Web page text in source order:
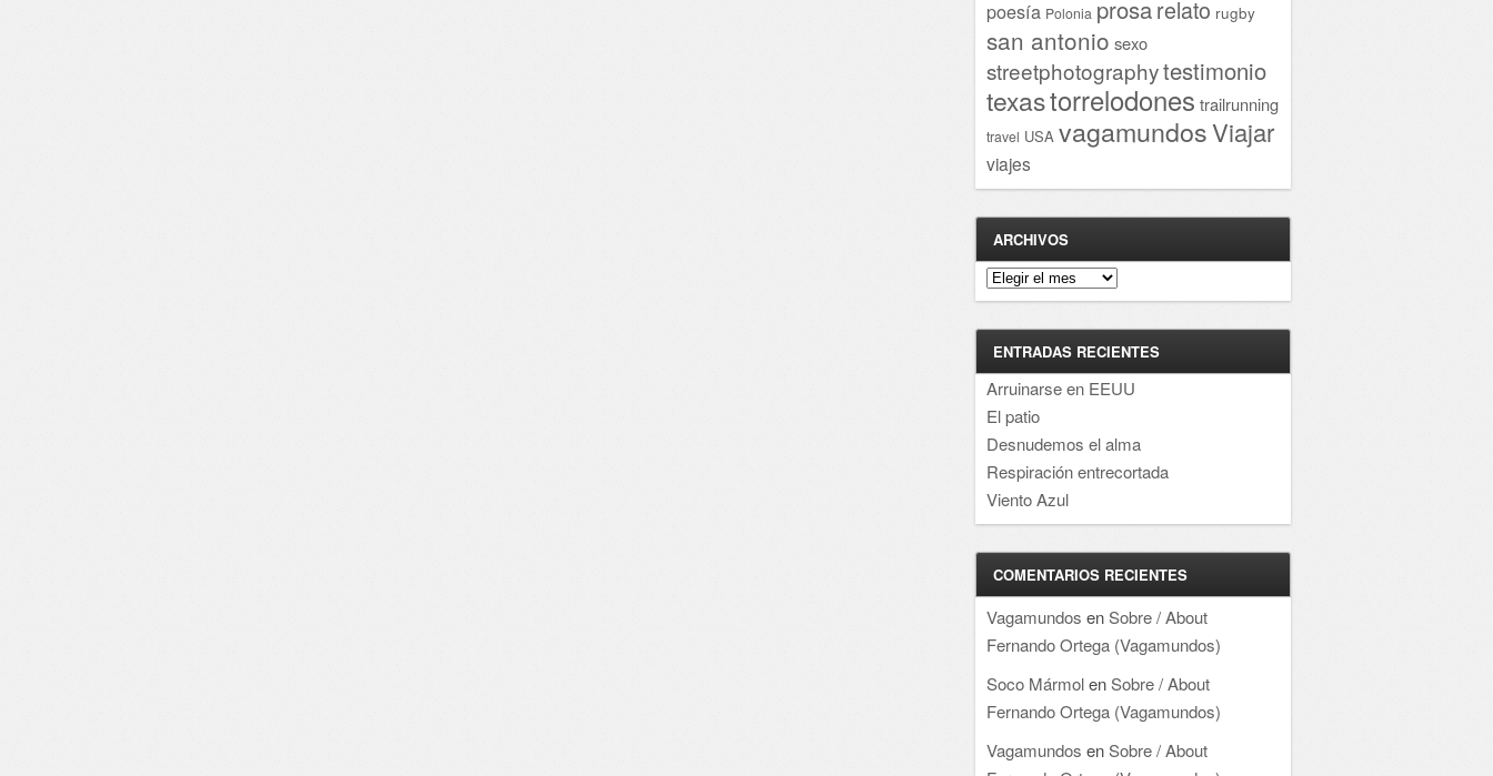
poesía Polonia prosarelato rugby
san antonio sexo
streetphotographytestimonio
texastorrelodones trailrunning
travel USA vagamundosViajar
viajes
ARCHIVOS
Archivos
ENTRADAS RECIENTES
Arruinarse en EEUU
El patio
Desnudemos el alma
Respiración entrecortada
Viento Azul
COMENTARIOS RECIENTES
Vagamundos enSobre / About
Fernando Ortega (Vagamundos)
Soco MármolenSobre / About
Fernando Ortega (Vagamundos)
Vagamundos enSobre / About